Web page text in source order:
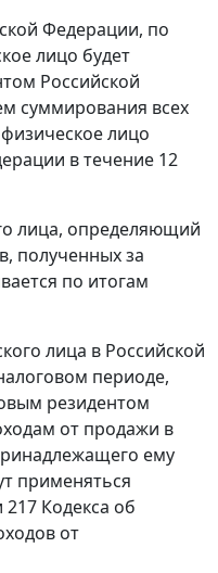
Федерации, по
лицо будет
Российской
суммирования всех
лицо
в течение 12
лица, определяющий
полученных за
по итогам
лица в Российской
периоде,
резидентом
от продажи в
ему
применяться
Кодекса об
от